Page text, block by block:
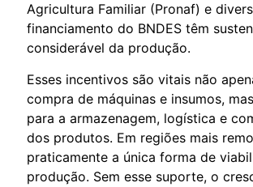
Agricultura Familiar (Pronaf) e
financiamento do BNDES têm
considerável da produção.
Esses incentivos são vitais não
compra de máquinas e insumos,
para a armazenagem, logística e
dos produtos. Em regiões mais
praticamente a única forma de
produção. Sem esse suporte, o